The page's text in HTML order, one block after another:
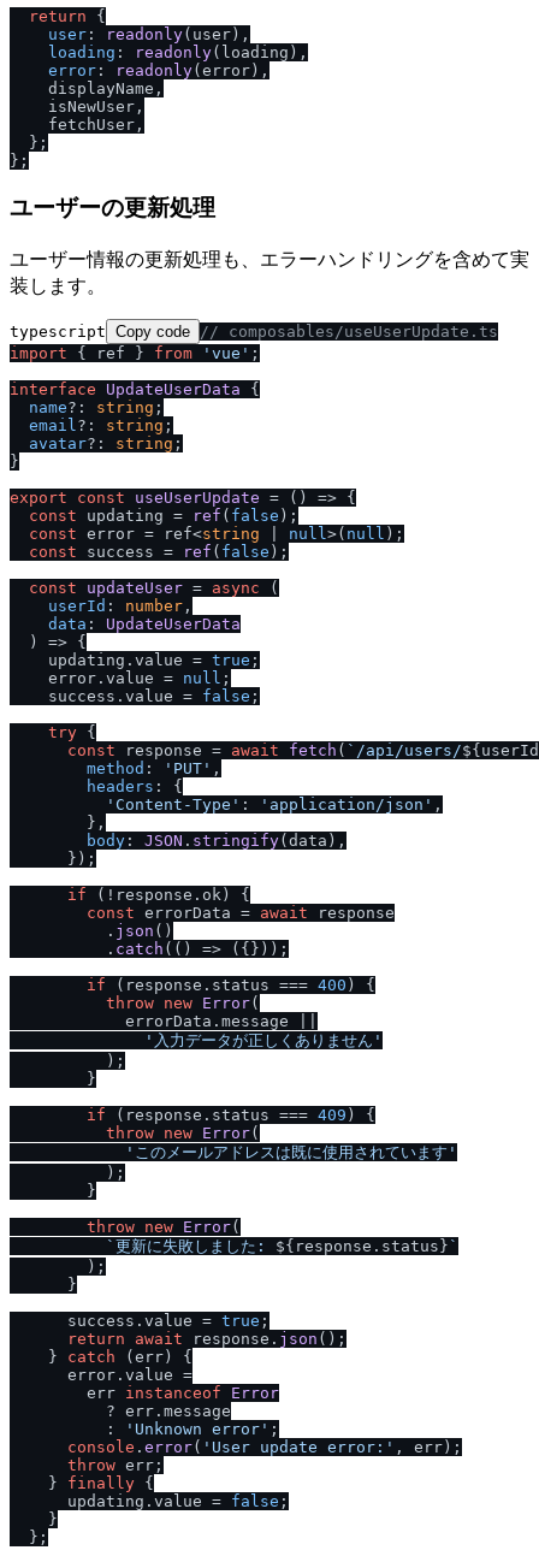
return {
user : readonly(user),
loading : readonly(loading),
error : readonly(error),
    displayName,
    isNewUser,
    fetchUser,
  };
ユーザーの更新処理
ユーザー情報の更新処理も、エラーハンドリングを含めて実
装します。
typescript Copy code / / composables /useUserUpdate.ts
import { ref } from 'vue' ;
interface
UpdateUserData {
name?: string ;
email ?: string ;
avatar?: string ;
}
export
const useUserUpdate = ( ) => {
const updating = ref ( false );
const error = ref<string null >( null );
const success = ref ( false );
const
updateUser = async (
userId : number ,
data : UpdateUserData
) => {
    updating.
value = true ;
    error.
value = null ;
    success.
value = false ;
try {
const response = await fetch ( ` /api /users /
method : 'PUT' ,
headers : {
'Content-Type' : 'application /json' ,
        },
body : JSON . stringify(data),
      });
if (!response. ok ) {
const errorData = await response
          .
json ()
          .
catch ( () => ({}));
if (response. status === 400 ) {
throw new Error(
            errorData.
message
'入力データが正しくありません'
          );
        }
if (response. status === 409 ) {
throw new Error(
'このメールアドレスは既に使用されています'
          );
        }
throw new Error(
`更新に失敗しました: ${response.status} `
        );
      }
      success.
value = true ;
return
await response. json ();
    }
catch (err) {
      error.
value =
        err
instanceof
Error
          ? err.
message
          :
'Unknown error' ;
console . error( 'User update error:' , err);
throw err;
    }
finally {
      updating.
value = false ;
    }
  };